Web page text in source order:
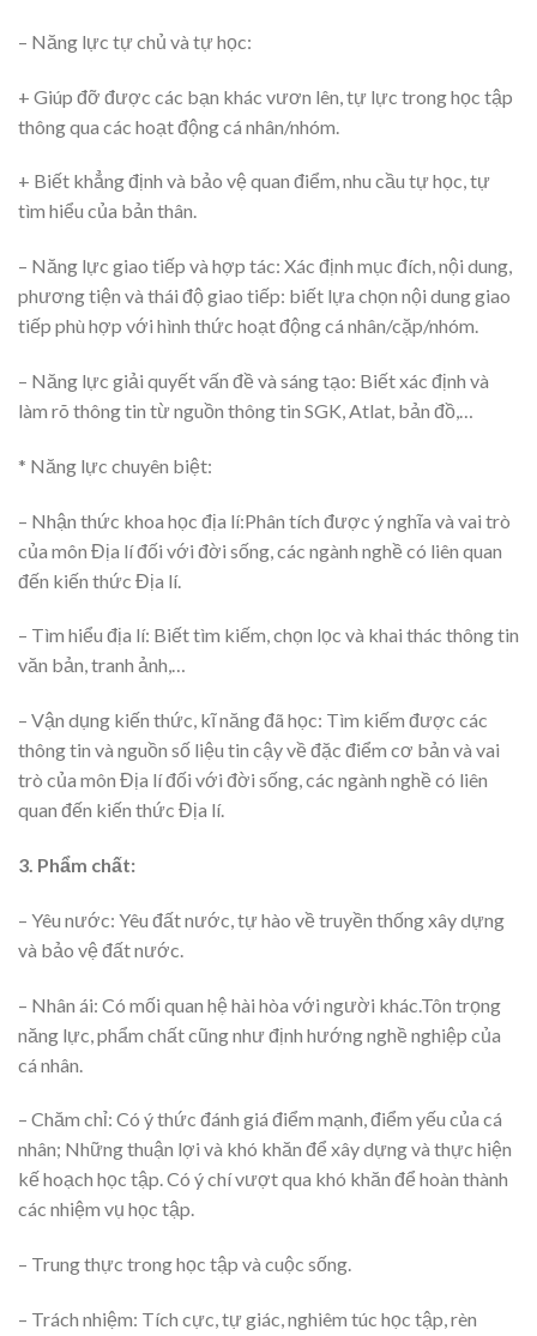
– Năng lực tự chủ và tự học:
+ Giúp đỡ được các bạn khác vươn lên, tự lực trong học tập
thông qua các hoạt động cá nhân/nhóm.
+ Biết khẳng định và bảo vệ quan điểm, nhu cầu tự học, tự
tìm hiểu của bản thân.
– Năng lực giao tiếp và hợp tác: Xác định mục đích, nội dung,
phương tiện và thái độ giao tiếp: biết lựa chọn nội dung giao
tiếp phù hợp với hình thức hoạt động cá nhân/cặp/nhóm.
– Năng lực giải quyết vấn đề và sáng tạo: Biết xác định và
làm rõ thông tin từ nguồn thông tin SGK, Atlat, bản đồ,…
* Năng lực chuyên biệt:
– Nhận thức khoa học địa lí:Phân tích được ý nghĩa và vai trò
của môn Địa lí đối với đời sống, các ngành nghề có liên quan
đến kiến thức Địa lí.
– Tìm hiểu địa lí: Biết tìm kiếm, chọn lọc và khai thác thông tin
văn bản, tranh ảnh,…
– Vận dụng kiến thức, kĩ năng đã học: Tìm kiếm được các
thông tin và nguồn số liệu tin cậy về đặc điểm cơ bản và vai
trò của môn Địa lí đối với đời sống, các ngành nghề có liên
quan đến kiến thức Địa lí.
3. Phẩm chất:
– Yêu nước: Yêu đất nước, tự hào về truyền thống xây dựng
và bảo vệ đất nước.
– Nhân ái: Có mối quan hệ hài hòa với người khác.Tôn trọng
năng lực, phẩm chất cũng như định hướng nghề nghiệp của
cá nhân.
– Chăm chỉ: Có ý thức đánh giá điểm mạnh, điểm yếu của cá
nhân; Những thuận lợi và khó khăn để xây dựng và thực hiện
kế hoạch học tập. Có ý chí vượt qua khó khăn để hoàn thành
các nhiệm vụ học tập.
– Trung thực trong học tập và cuộc sống.
– Trách nhiệm: Tích cực, tự giác, nghiêm túc học tập, rèn